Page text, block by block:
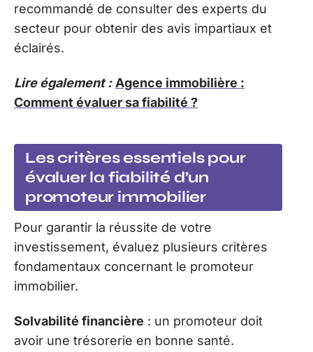
recommandé de consulter des experts du
secteur pour obtenir des avis impartiaux et
éclairés.
Lire également : Agence immobilière :
Comment évaluer sa fiabilité ?
Les critères essentiels pour
évaluer la fiabilité d’un
promoteur immobilier
Pour garantir la réussite de votre
investissement, évaluez plusieurs critères
fondamentaux concernant le promoteur
immobilier.
Solvabilité financière : un promoteur doit
avoir une trésorerie en bonne santé.